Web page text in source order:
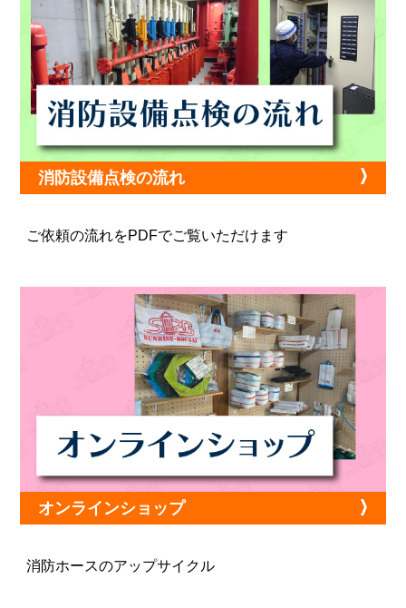
消防設備点検の流れ
ご依頼の流れをPDFでご覧いただけます
オンラインショップ
消防ホースのアップサイクル